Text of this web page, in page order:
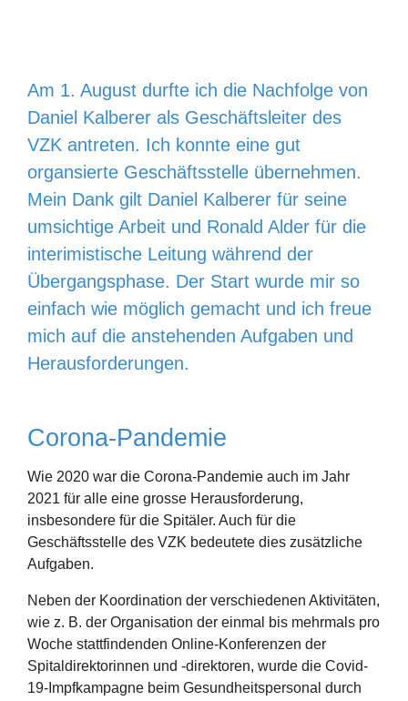
Am 1. August durfte ich die Nachfolge von
Daniel Kalberer als Geschäftsleiter des
VZK antreten. Ich konnte eine gut
organsierte Geschäftsstelle übernehmen.
Mein Dank gilt Daniel Kalberer für seine
umsichtige Arbeit und Ronald Alder für die
interimistische Leitung während der
Übergangsphase. Der Start wurde mir so
einfach wie möglich gemacht und ich freue
mich auf die anstehenden Aufgaben und
Herausforderungen.
Corona-Pandemie
Wie 2020 war die Corona-Pandemie auch im Jahr
2021 für alle eine grosse Herausforderung,
insbesondere für die Spitäler. Auch für die
Geschäftsstelle des VZK bedeutete dies zusätzliche
Aufgaben.
Neben der Koordination der verschiedenen Aktivitäten,
wie z. B. der Organisation der einmal bis mehrmals pro
Woche stattfindenden Online-Konferenzen der
Spitaldirektorinnen und -direktoren, wurde die Covid-
19-Impfkampagne beim Gesundheitspersonal durch